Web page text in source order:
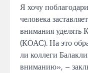
Я хочу
человека заставляет
внимания уделять
(КОАС).На это
ли коллеги
вниманию», –